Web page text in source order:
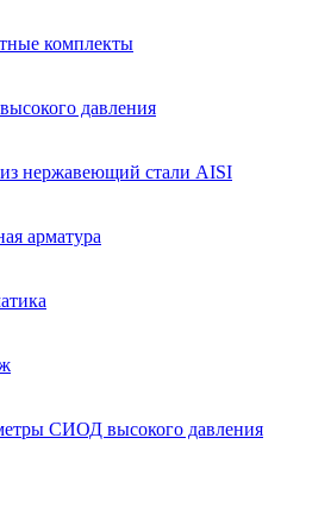
комплекты
давления
нержавеющий стали AISI
арматура
СИОД высокого давления